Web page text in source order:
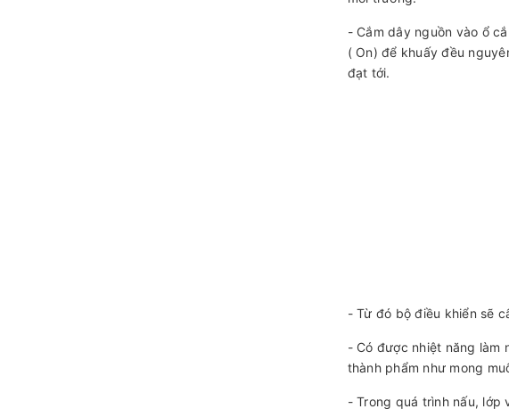
- Cắm dây nguồn vào ổ
( On) để khuấy đều
đạt tới.
- Từ đó bộ điều khiển sẽ
- Có được nhiệt năng làm
thành phẩm như mong
- Trong quá trình nấu,